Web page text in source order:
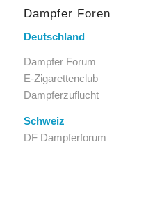
Dampfer Foren
Deutschland
Dampfer Forum
E-Zigarettenclub
Dampferzuflucht
Schweiz
DF Dampferforum